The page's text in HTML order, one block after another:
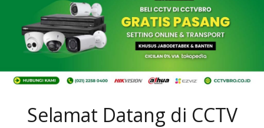
Selamat Datang di CCTV